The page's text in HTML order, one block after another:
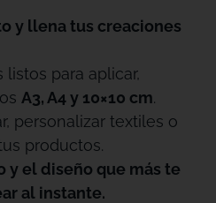
y llena tus creaciones
listos para aplicar,
A3, A4 y 10×10 cm.
personalizar textiles o
productos.
y el diseño que más te
al instante.